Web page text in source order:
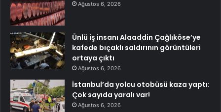
Ağustos 6, 2026
Ünlü iş insanı Alaaddin Çağlıköse’ye
kafede bıçaklı saldırının görüntüleri
ortaya çıktı
Ağustos 6, 2026
İstanbul’da yolcu otobüsü kaza yaptı:
Çok sayıda yaralı var!
Ağustos 6, 2026